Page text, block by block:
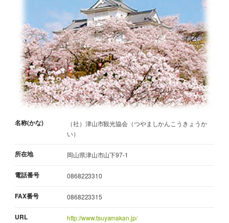
名称(かな)
（社）津山市観光協会（つやましかんこうきょうか
い）
所在地 岡山県津山市山下97-1
電話番号 0868223310
FAX番号 0868223315
URL http://www.tsuyamakan.jp/